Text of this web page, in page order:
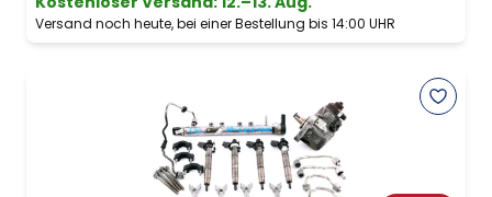
Versand noch heute, bei einer Bestellung bis 14:00 UHR